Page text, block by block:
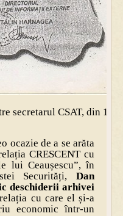
secretarul CSAT, din 1
ocazie de a se arăta
CRESCENT cu
lui Ceaușescu”, în
Securități,Dan
deschiderii arhivei
cu care el și-a
economic într-un